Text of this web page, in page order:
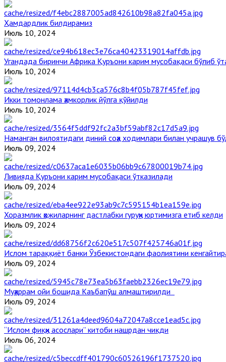
Ҳамдардлик билдирамиз
Июль 10, 2024
Угандада биринчи Aфрика Қуръони карим мусобақаси бўлиб
Июль 10, 2024
Икки томонлама ҳамкорлик йўлга қўйилди
Июль 10, 2024
Наманган вилоятидаги диний соҳа ходимлари билан учрашув
Июль 09, 2024
Ливияда Қуръони карим мусобақаси ўтказилади
Июль 09, 2024
Хоразмлик ҳожиларнинг дастлабки гуруҳи юртимизга етиб келди
Июль 09, 2024
Ислом тараққиёт банки Ўзбекистондаги фаолиятини
Июль 09, 2024
Муҳаррам ойи бошида Каъбапўш алмаштирилди
Июль 09, 2024
“Ислом фиқҳи асослари” китоби нашрдан чиқди
Июль 06, 2024